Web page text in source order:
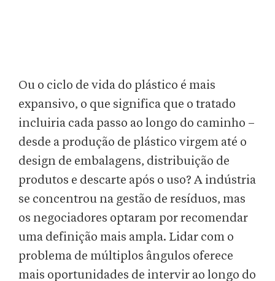
Ou o ciclo de vida do plástico é mais
expansivo, o que significa que o tratado
incluiria cada passo ao longo do caminho –
desde a produção de plástico virgem até o
design de embalagens, distribuição de
produtos e descarte após o uso? A indústria
se concentrou na gestão de resíduos, mas
os negociadores optaram por recomendar
uma definição mais ampla. Lidar com o
problema de múltiplos ângulos oferece
mais oportunidades de intervir ao longo do